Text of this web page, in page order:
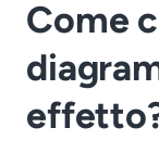
Come